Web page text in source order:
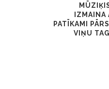
IZMAINA
PATĪKAMI
VIŅU